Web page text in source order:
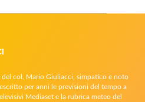
del col. Mario Giuliacci, simpatico e noto
per anni le previsioni del tempo a
Mediaset e la rubrica meteo del